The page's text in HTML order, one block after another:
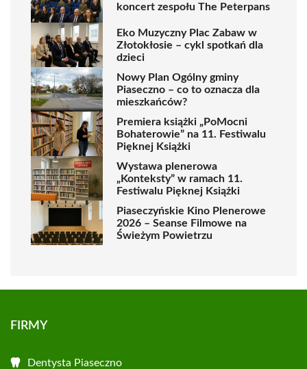
koncert zespołu The Peterpans
Eko Muzyczny Plac Zabaw w
Złotokłosie – cykl spotkań dla
dzieci
Nowy Plan Ogólny gminy
Piaseczno – co to oznacza dla
mieszkańców?
Premiera książki „PoMocni
Bohaterowie” na 11. Festiwalu
Pięknej Książki
Wystawa plenerowa
„Konteksty” w ramach 11.
Festiwalu Pięknej Książki
Piaseczyńskie Kino Plenerowe
2026 – Seanse Filmowe na
Świeżym Powietrzu
FIRMY
Dentysta Piaseczno